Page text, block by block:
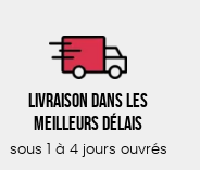
Livraison dans les
meilleurs délais
sous 1 à 4 jours ouvrés